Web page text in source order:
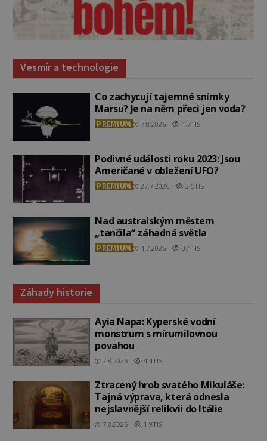
Vesmír a technologie
Co zachycují tajemné snímky
Marsu? Je na něm přeci jen voda?
PREMIUM 7.8.2026 1.7TIS
Podivné události roku 2023: Jsou
Američané v obležení UFO?
PREMIUM 27.7.2026 3.5TIS
Nad australským městem
„tančila“ záhadná světla
PREMIUM 4.7.2026 3.4TIS
Záhady historie
Ayia Napa: Kyperské vodní
monstrum s mírumilovnou
povahou
7.8.2026 4.4TIS
Ztracený hrob svatého Mikuláše:
Tajná výprava, která odnesla
nejslavnější relikvii do Itálie
7.8.2026 1.9TIS